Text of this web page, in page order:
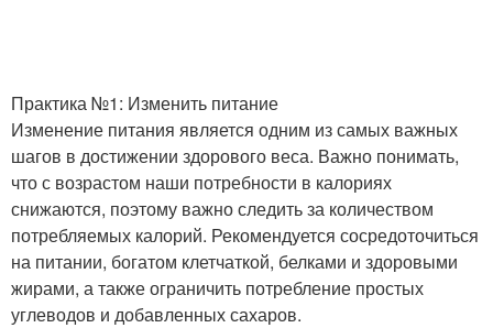
Практика №1: Изменить питание
Изменение питания является одним из самых важных
шагов в достижении здорового веса. Важно понимать,
что с возрастом наши потребности в калориях
снижаются, поэтому важно следить за количеством
потребляемых калорий. Рекомендуется сосредоточиться
на питании, богатом клетчаткой, белками и здоровыми
жирами, а также ограничить потребление простых
углеводов и добавленных сахаров.